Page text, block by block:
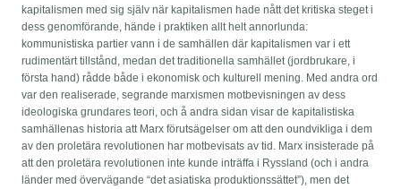
kapitalismen med sig själv när kapitalismen hade nått det kritiska steget i
dess genomförande, hände i praktiken allt helt annorlunda:
kommunistiska partier vann i de samhällen där kapitalismen var i ett
rudimentärt tillstånd, medan det traditionella samhället (jordbrukare, i
första hand) rådde både i ekonomisk och kulturell mening. Med andra ord
var den realiserade, segrande marxismen motbevisningen av dess
ideologiska grundares teori, och å andra sidan visar de kapitalistiska
samhällenas historia att Marx förutsägelser om att den oundvikliga i dem
av den proletära revolutionen har motbevisats av tid. Marx insisterade på
att den proletära revolutionen inte kunde inträffa i Ryssland (och i andra
länder med övervägande “det asiatiska produktionssättet”), men det